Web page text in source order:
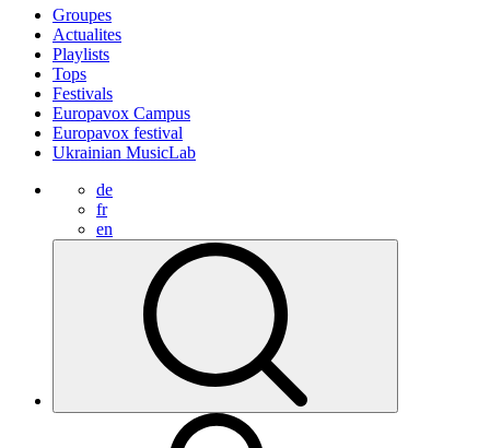
Groupes
Actualites
Playlists
Tops
Festivals
Europavox Campus
Europavox festival
Ukrainian MusicLab
de
fr
en